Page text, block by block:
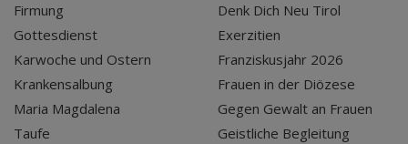
Firmung
Gottesdienst
Karwoche und Ostern
Krankensalbung
Maria Magdalena
Taufe
Denk Dich Neu Tirol
Exerzitien
Franziskusjahr 2026
Frauen in der Diözese
Gegen Gewalt an Frauen
Geistliche Begleitung